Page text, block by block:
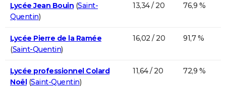
Lycée Jean Bouin (Saint-
Quentin)
13,34 / 20 76,9 %
Lycée Pierre de la Ramée
(Saint-Quentin)
16,02 / 20 91,7 %
Lycée professionnel Colard
Noël(Saint-Quentin)
11,64 / 20 72,9 %